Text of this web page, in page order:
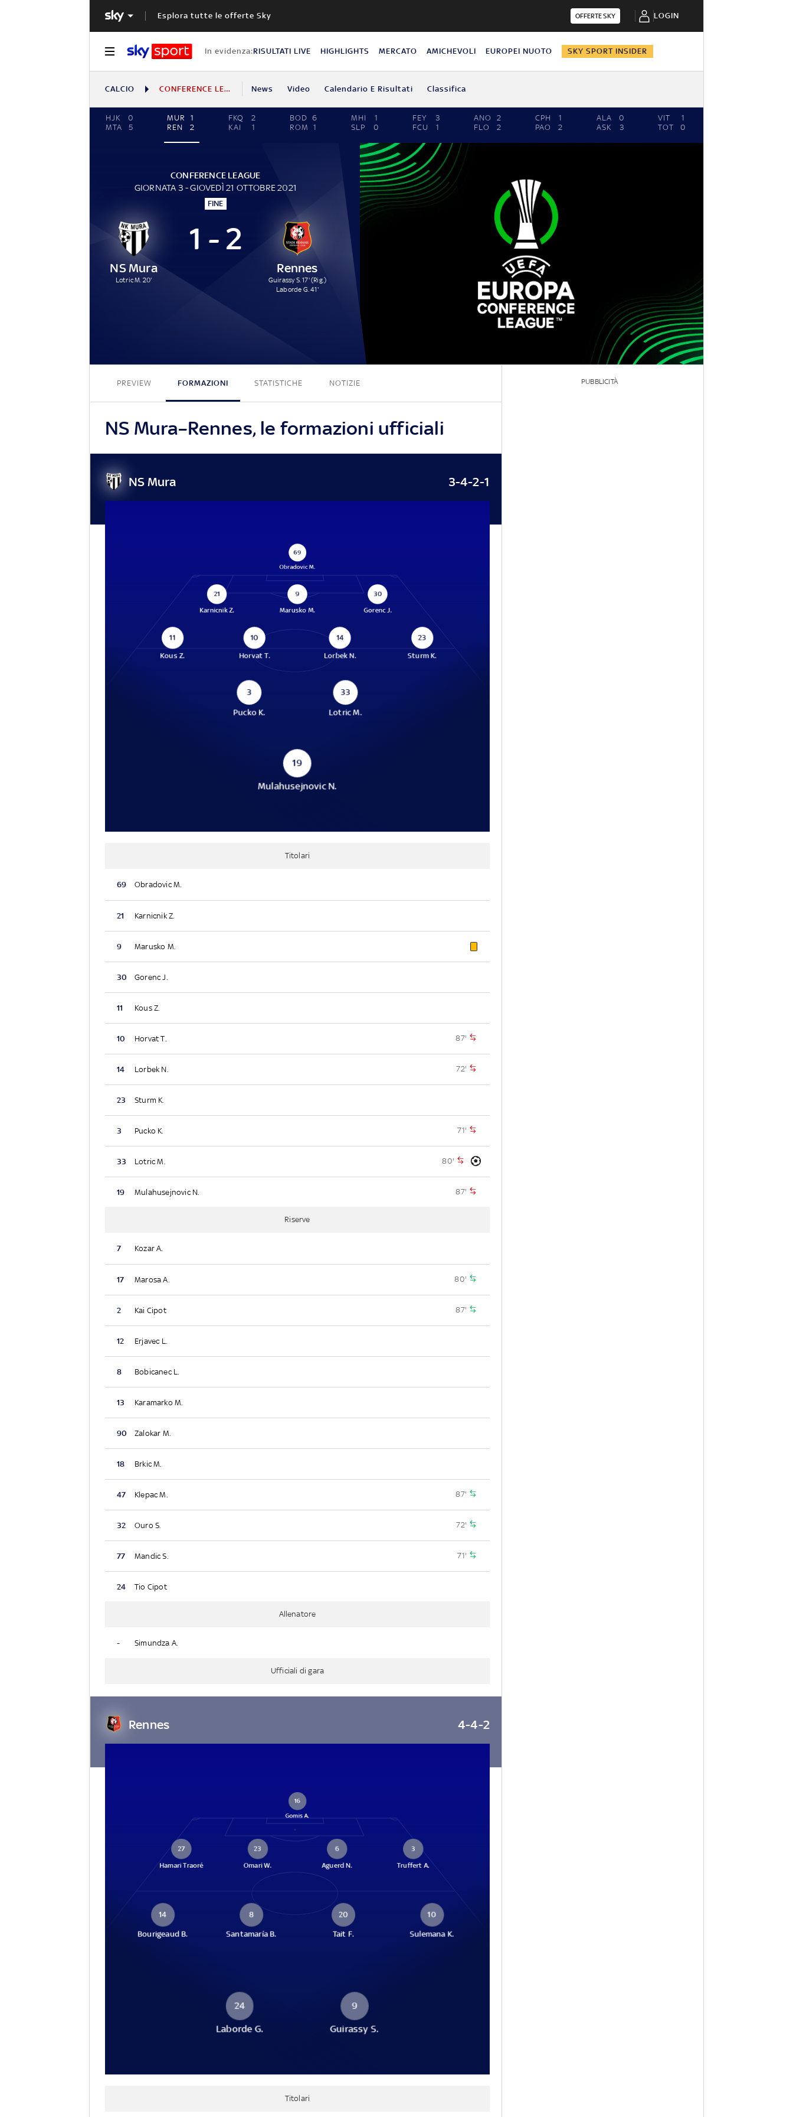
Esplora tutte le offerte Sky OFFERTE SKY LOGIN
In evidenza:RISULTATI LIVE HIGHLIGHTS MERCATO AMICHEVOLI EUROPEI NUOTO SKY SPORT INSIDER
CALCIO CONFERENCE LEAGUE News Video Calendario E Risultati Classifica
HJK
0
MTA
5
MUR
1
REN
2
FKQ
2
KAI
1
BOD
6
ROM
1
MHI
1
SLP
0
FEY
3
FCU
1
ANO
2
FLO
2
CPH
1
PAO
2
ALA
0
ASK
3
VIT
1
TOT
0
CONFERENCE LEAGUE
GIORNATA 3 - GIOVEDÌ 21 OTTOBRE 2021
FINE
NS Mura
Lotric M. 20'
1 - 2
Rennes
Guirassy S. 17' (Rig.)
Laborde G. 41'
PREVIEW FORMAZIONI STATISTICHE NOTIZIE
NS Mura–Rennes, le formazioni ufficiali
NS Mura 3-4-2-1
69
Obradovic M.
21
Karnicnik Z.
9
Marusko M.
30
Gorenc J.
11
Kous Z.
10
Horvat T.
14
Lorbek N.
23
Sturm K.
33
Lotric M.
3
Pucko K.
19
Mulahusejnovic N.
Titolari
69 Obradovic M.
21 Karnicnik Z.
9 Marusko M.
30 Gorenc J.
11 Kous Z.
10 Horvat T. 87'
14 Lorbek N. 72'
23 Sturm K.
3 Pucko K. 71'
33 Lotric M. 80'
19 Mulahusejnovic N. 87'
Riserve
7 Kozar A.
17 Marosa A. 80'
2 Kai Cipot 87'
12 Erjavec L.
8 Bobicanec L.
13 Karamarko M.
90 Zalokar M.
18 Brkic M.
47 Klepac M. 87'
32 Ouro S. 72'
77 Mandic S. 71'
24 Tio Cipot
Allenatore
- Simundza A.
Ufficiali di gara
Rennes 4-4-2
16
Gomis A.
27
Hamari Traoré
23
Omari W.
6
Aguerd N.
3
Truffert A.
14
Bourigeaud B.
8
Santamaría B.
20
Tait F.
10
Sulemana K.
24
Laborde G.
9
Guirassy S.
Titolari
PUBBLICITÀ